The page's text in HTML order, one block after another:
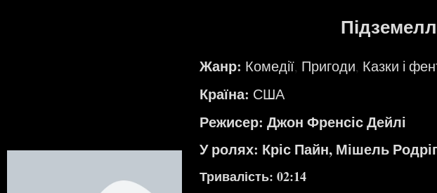
Жанр: Комедії, Пригоди, Казки і
Країна: США
Режисер: Джон Френсіс Дейлі
У ролях: Кріс Пайн, Мішель
Тривалість: 02:14